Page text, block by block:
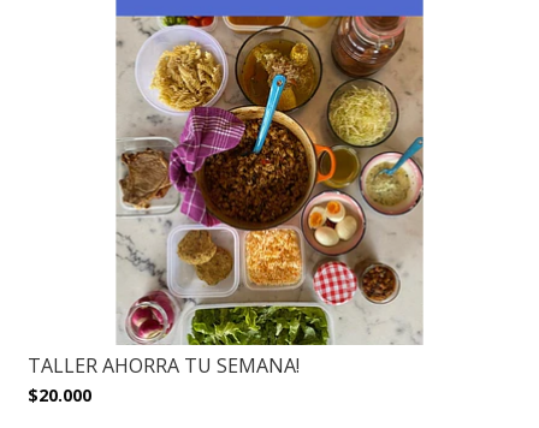
TALLER AHORRA TU SEMANA!
$20.000